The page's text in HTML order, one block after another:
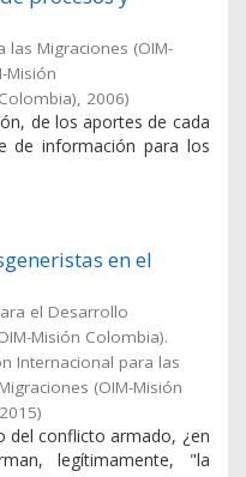
las Migraciones (OIM-
Misión
, 2006)
de los aportes de cada
de información para los
en el
el Desarrollo
Misión Colombia).
Internacional para las
(OIM-Misión
2015)
del conflicto armado, ¿en
legítimamente, "la